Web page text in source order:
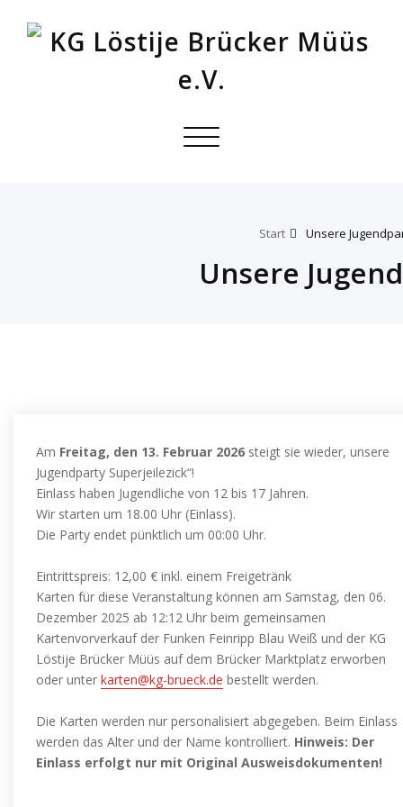
Toggle
Start Unsere
Unsere
Am Freitag, den 13. Februar 2026 steigt sie wieder, unsere
Jugendparty Superjeilezick“!
Einlass haben Jugendliche von 12 bis 17 Jahren.
Wir starten um 18.00 Uhr (Einlass).
Die Party endet pünktlich um 00:00 Uhr.
Eintrittspreis: 12,00 € inkl. einem Freigetränk
Karten für diese Veranstaltung können am Samstag, den 06.
Dezember 2025 ab 12:12 Uhr beim gemeinsamen
Kartenvorverkauf der Funken Feinripp Blau Weiß und der KG
Löstije Brücker Müüs auf dem Brücker Marktplatz erworben
oder unter karten@kg-brueck.de bestellt werden.
Die Karten werden nur personalisiert abgegeben. Beim Einlass
werden das Alter und der Name kontrolliert. Hinweis: Der
Einlass erfolgt nur mit Original Ausweisdokumenten!